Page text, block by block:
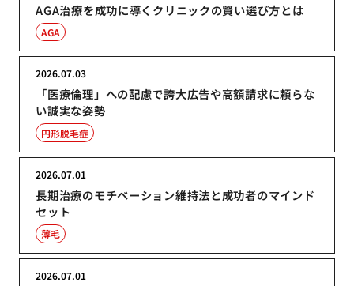
AGA治療を成功に導くクリニックの賢い選び方とは
AGA
「医療倫理」への配慮で誇大広告や高額請求に頼らな
い誠実な姿勢
2026.07.03
円形脱毛症
長期治療のモチベーション維持法と成功者のマインド
セット
2026.07.01
薄毛
2026.07.01